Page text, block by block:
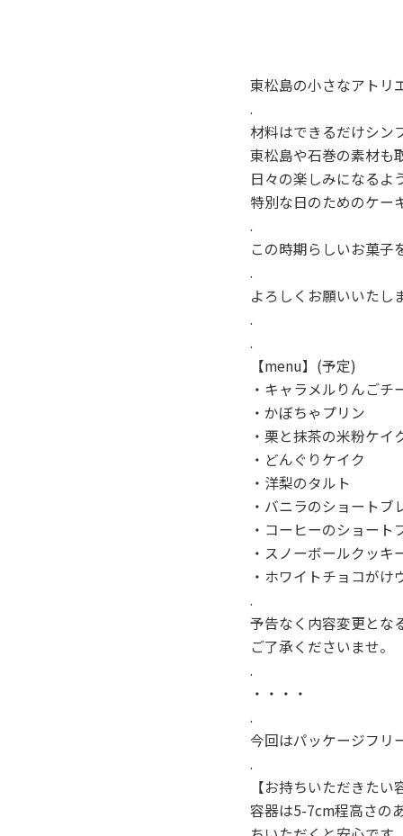
東松島の小さなアトリ
.
材料はできるだけシン
東松島や石巻の素材も
日々の楽しみになるよ
特別な日のためのケー
.
この時期らしいお菓子
.
よろしくお願いいたし
.
.
【menu】(予定)
・キャラメルりんごチ
・かぼちゃプリン
・栗と抹茶の米粉ケイ
・どんぐりケイク
・洋梨のタルト
・バニラのショートブ
・コーヒーのシ
・スノーボールクッキ
・ホワイトチョコがけ
.
予告なく内容変更とな
ご了承くださいませ。
.
・・・・
.
今回はパッケージフリ
.
【お持ちいただきた
容器は5-7cm程高さの